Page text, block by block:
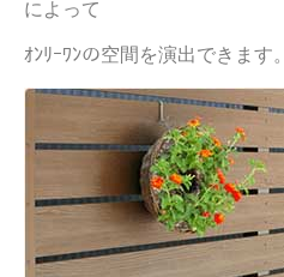
によって
ｵﾝﾘｰﾜﾝの空間を演出できます。